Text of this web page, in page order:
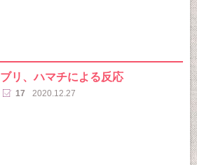
ブリ、ハマチによる反応
17 2020.12.27